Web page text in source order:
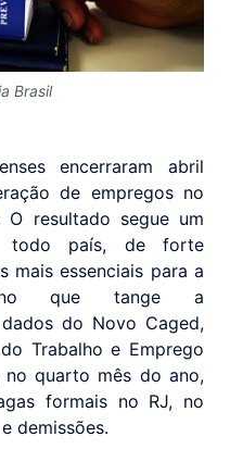
Brasil
encerraram abril
de empregos no
resultado segue um
todo país, de forte
mais essenciais para a
no que tange a
do Novo Caged,
Trabalho e Emprego
no quarto mês do ano,
formais no RJ, no
demissões.